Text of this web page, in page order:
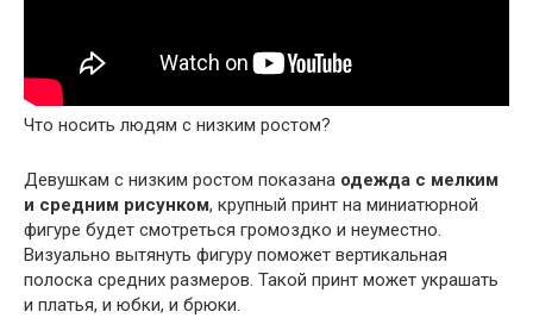
Что носить людям с низким ростом?
Девушкам с низким ростом показана одежда с мелким
и средним рисунком, крупный принт на миниатюрной
фигуре будет смотреться громоздко и неуместно.
Визуально вытянуть фигуру поможет вертикальная
полоска средних размеров. Такой принт может украшать
и платья, и юбки, и брюки.